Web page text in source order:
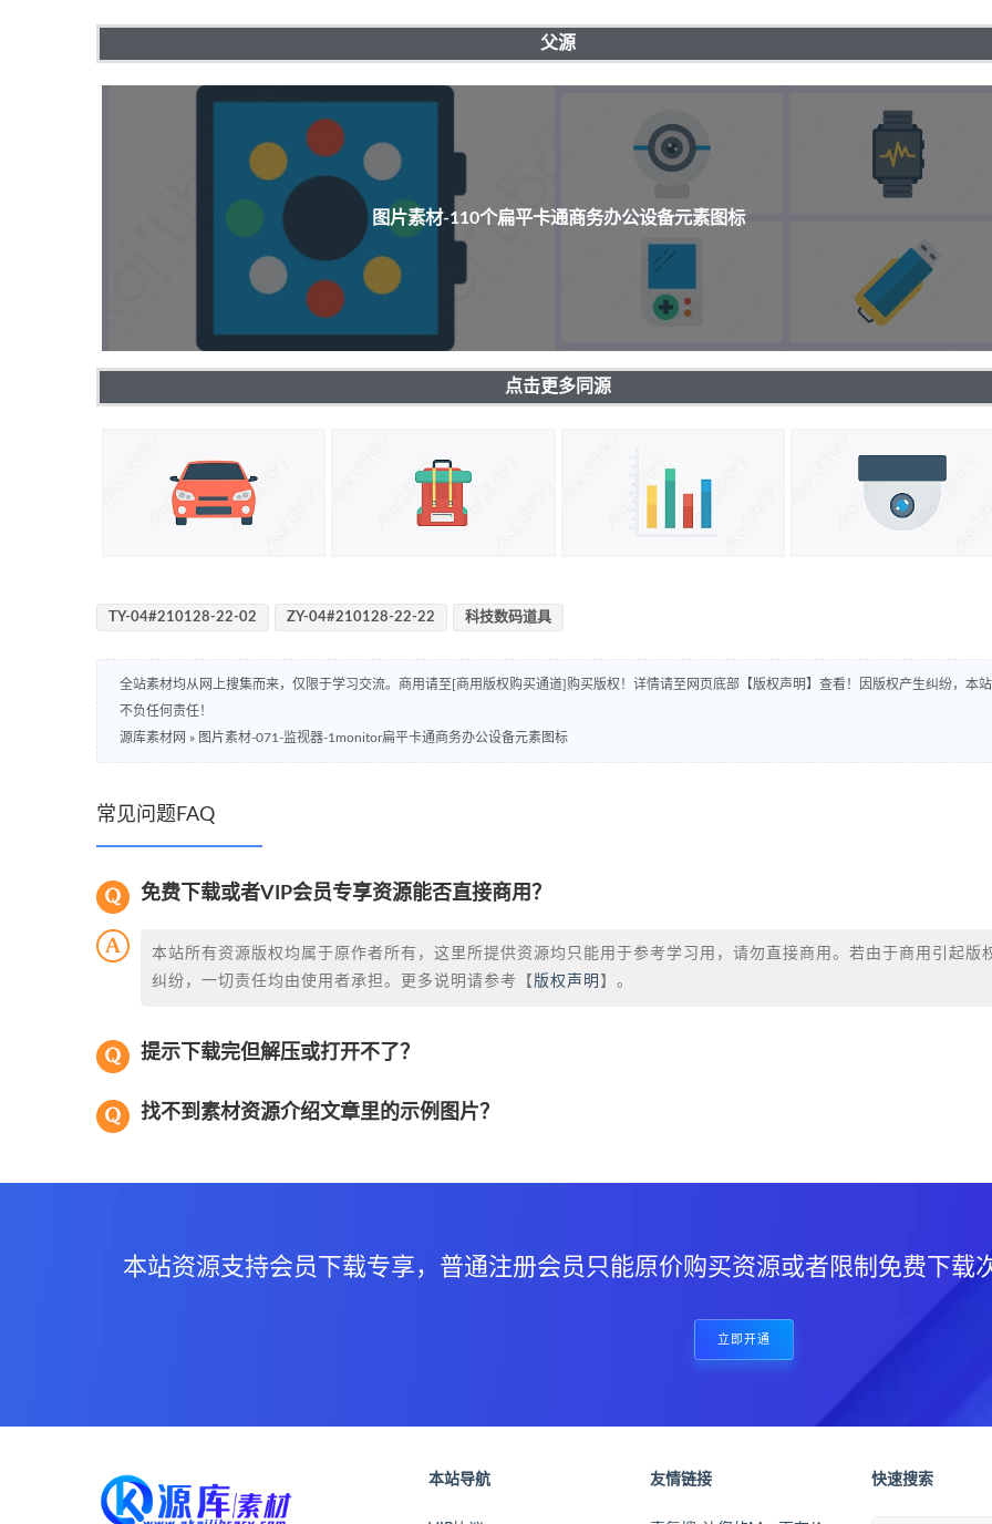
父源
图片素材-110个扁平卡通商务办公设备元素图标
点击更多同源
TY-04#210128-22-02 ZY-04#210128-22-22 科技数码道具
全站素材均从网上搜集而来，仅限于学习交流。商用请至[商用版权购买通道]购买版权！详情请至网页底部【版权声明】查看！因版权产生纠纷，本站
不负任何责任！
源库素材网 » 图片素材-071-监视器-1monitor扁平卡通商务办公设备元素图标
常见问题FAQ
免费下载或者VIP会员专享资源能否直接商用？
本站所有资源版权均属于原作者所有，这里所提供资源均只能用于参考学习用，请勿直接商用。若由于商用引起版
纠纷，一切责任均由使用者承担。更多说明请参考【 版权声明 】。
提示下载完但解压或打开不了？
找不到素材资源介绍文章里的示例图片？
本站资源支持会员下载专享，普通注册会员只能原价购买资源或者限制免费下载
立即开通
本站导航 友情链接 快速搜索